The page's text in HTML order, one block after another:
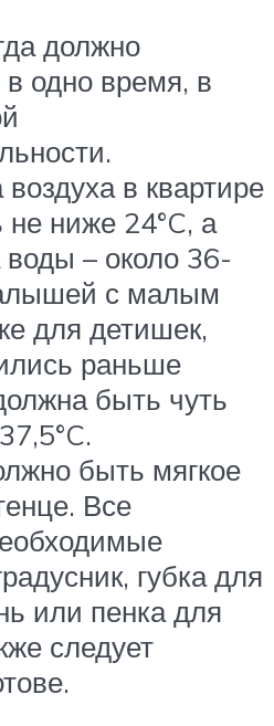
должно
в одно время, в
в квартире
ниже 24°C, а
воды – около 36-
с малым
для детишек,
раньше
быть чуть
быть мягкое
Все
губка для
или пенка для
следует